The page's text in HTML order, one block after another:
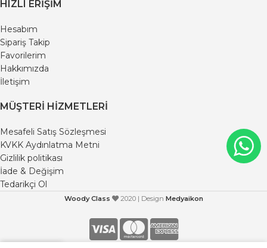
HIZLI ERIŞIM
Hesabım
Sipariş Takip
Favorilerim
Hakkımızda
İletişim
MÜŞTERI HIZMETLERI
Mesafeli Satış Sözleşmesi
KVKK Aydınlatma Metni
Gizlilik politikası
İade & Değişim
Tedarikçi Ol
Woody Class 2020 | Design Medyaikon